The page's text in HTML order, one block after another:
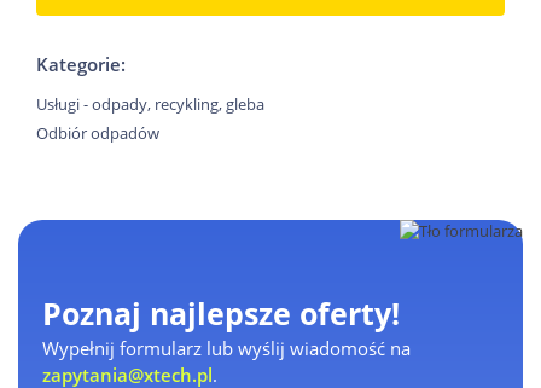
Kategorie:
Usługi - odpady, recykling, gleba
Odbiór odpadów
Poznaj najlepsze oferty!
Wypełnij formularz lub wyślij wiadomość na
zapytania@xtech.pl.